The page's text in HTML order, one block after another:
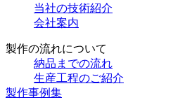
当社の技術紹介
会社案内
製作の流れについて
納品までの流れ
生産工程のご紹介
製作事例集